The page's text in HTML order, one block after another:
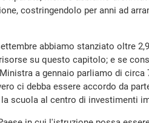
costringendolo per anni ad
abbiamo stanziato oltre
su questo capitolo; e se
a gennaio parliamo di circa
ci debba essere accordo da
scuola al centro di investimenti